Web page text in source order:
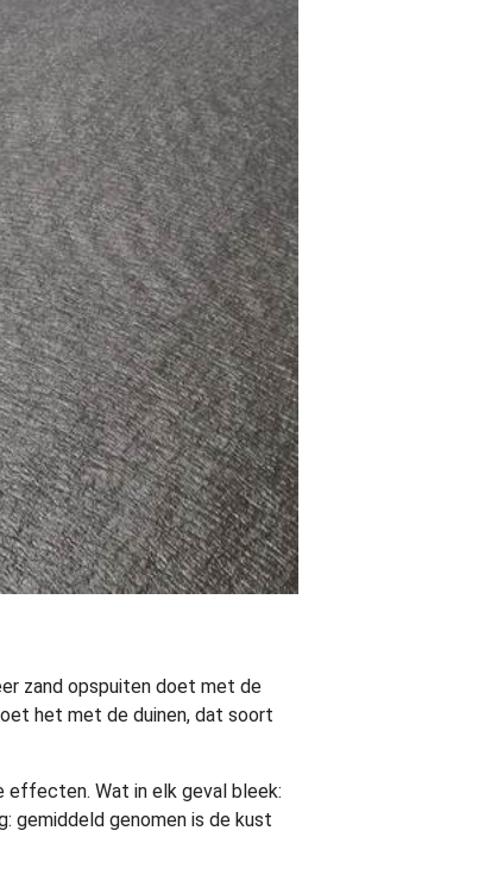
zand opspuiten doet met de
het met de duinen, dat soort
effecten. Wat in elk geval bleek:
gemiddeld genomen is de kust